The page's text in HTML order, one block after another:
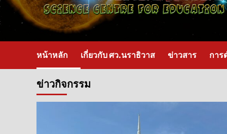
หน้าหลัก เกี่ยวกับ ศว.นราธิวาส ข่าวสาร การ
ข่าวกิจกรรม